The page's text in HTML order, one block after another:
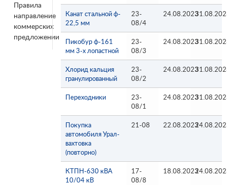
Правила
направление
коммерских
предложении
Канат стальной ф-
22,5 мм
23-
08/4
24.08.2023
Пикобур ф-161
мм 3-х лопастной
23-
08/3
24.08.2023
Хлорид кальция
гранулированный
23-
08/2
24.08.2023
Переходники
23-
08/1
24.08.2023
Покупка
автомобиля Урал-
вахтовка
(повторно)
21-08 22.08.2023
КТПН-630 кВА
10/04 кВ
17-
08/8
18.08.2023